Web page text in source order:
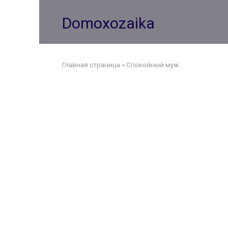
Domoxozaika
Главная страница » Спокойный муж